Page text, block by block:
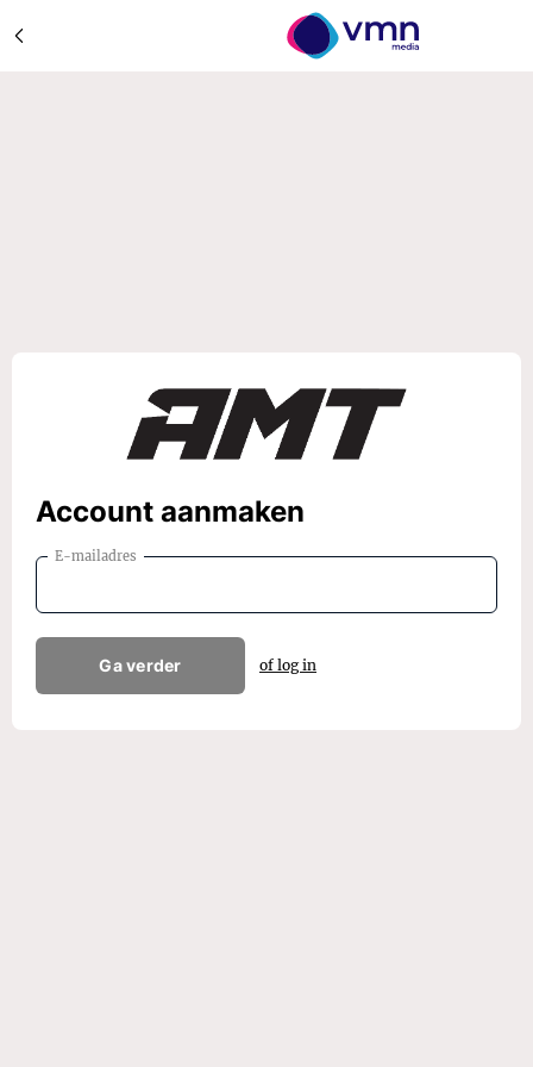
Account aanmaken
E-mailadres
Ga verder of log in